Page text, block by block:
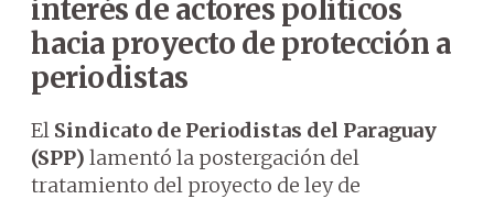
interés de actores políticos
hacia proyecto de protección a
periodistas
El Sindicato de Periodistas del Paraguay
(SPP) lamentó la postergación del
tratamiento del proyecto de ley de